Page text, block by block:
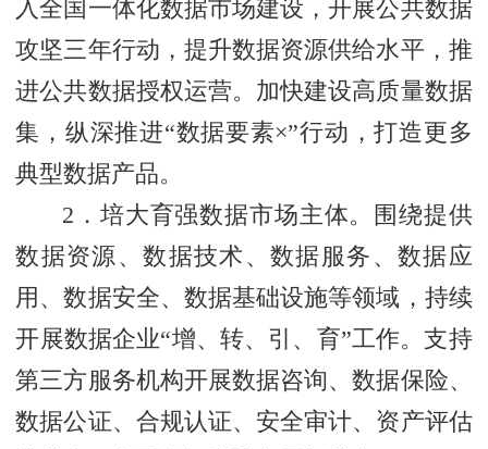
入全国一体化数据市场建设，开展公共数据
攻坚三年行动，提升数据资源供给水平，推
进公共数据授权运营。加快建设高质量数据
集，纵深推进“数据要素×”行动，打造更多
典型数据产品。
2．培大育强数据市场主体。围绕提供
数据资源、数据技术、数据服务、数据应
用、数据安全、数据基础设施等领域，持续
开展数据企业“增、转、引、育”工作。支持
第三方服务机构开展数据咨询、数据保险、
数据公证、合规认证、安全审计、资产评估